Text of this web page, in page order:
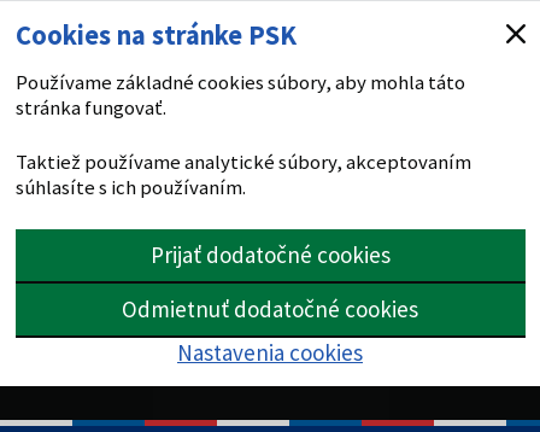
Cookies na stránke PSK
Používame základné cookies súbory, aby mohla táto
stránka fungovať.
Taktiež používame analytické súbory, akceptovaním
súhlasíte s ich používaním.
Prijať dodatočné cookies
Odmietnuť dodatočné cookies
Nastavenia cookies